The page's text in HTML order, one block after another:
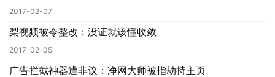
苹
关
于
2017-02-07
梨视频被令整改：没证就该懂收敛
2017-02-05
广告拦截神器遭非议：净网大师被指劫持主页